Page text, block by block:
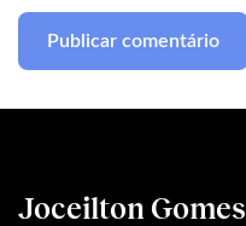
Joceilton Gomes